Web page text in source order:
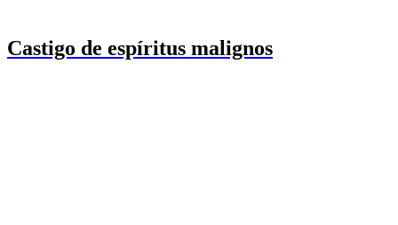
Castigo de espíritus malignos